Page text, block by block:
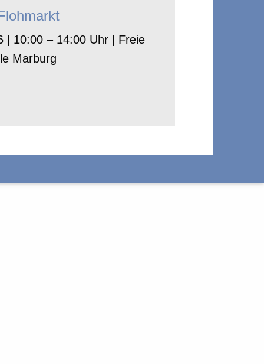
| 10:00 – 14:00 Uhr | Freie
Marburg